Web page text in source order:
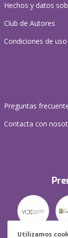
Utilizamos
Hechos y datos
Club de Autores
Condiciones de uso
Preguntas
Contacta con